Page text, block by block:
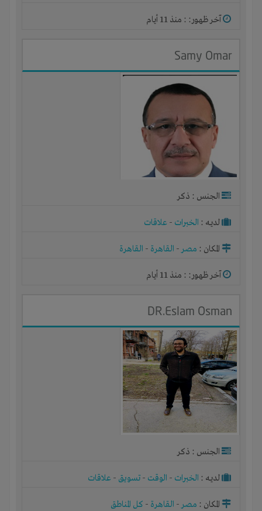
آخر ظهور: : منذ 11 أيام
Samy Omar
الجنس : ذكر
لديـه : الخبرات - علاقات
المكان : مصر- القاهرة - القاهرة
آخر ظهور: : منذ 11 أيام
DR.Eslam Osman
الجنس : ذكر
لديـه : الخبرات - الوقت - تسويق - علاقات
المكان : مصر- القاهرة - كل المناطق